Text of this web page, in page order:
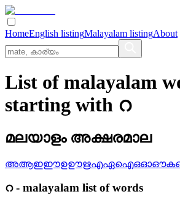
HomeEnglish listingMalayalam listingAbout
List of malayalam
starting with റ
മലയാളം അക്ഷരമാല
അആഇഈഉഊഋഎഏഐഒഓഔക
റ- malayalam list of words